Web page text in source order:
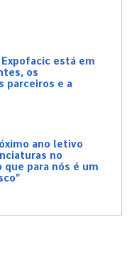
Expofacic está em
os
parceiros e a
ano letivo
no
que para nós é um